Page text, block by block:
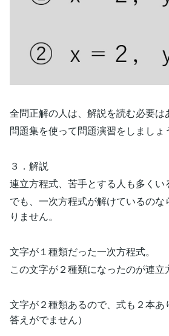
全問正解の人は、解説を読む必要は
問題集を使って問題演習をしましょ
３．解説
連立方程式、苦手とする人も多くい
でも、一次方程式が解けているの
りません。
文字が１種類だった一次方程式。
この文字が２種類になったのが連立
文字が２種類あるので、式も２本あ
答えがでません）